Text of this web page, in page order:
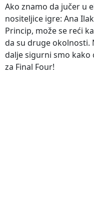
Ako znamo da jučer u
nositeljice igre: Ana
Princip, može se reći
da su druge okolnosti.
dalje sigurni smo kako
za Final Four!